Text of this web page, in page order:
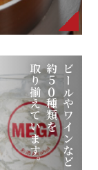
ビールやワインなど
約５０種類を
取り揃えています。